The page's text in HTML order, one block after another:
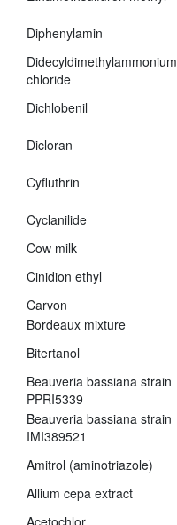
Diphenylamin
Didecyldimethylammonium
chloride
Dichlobenil
Dicloran
Cyfluthrin
Cyclanilide
Cow milk
Cinidion ethyl
Carvon
Bordeaux mixture
Bitertanol
Beauveria bassiana strain
PPRI5339
Beauveria bassiana strain
IMI389521
Amitrol (aminotriazole)
Allium cepa extract